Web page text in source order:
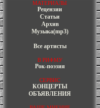
МАТЕРИАЛЫ
Рецензии
Статьи
Архив
Музыка(mp3)
Все артисты
В РИФМУ
Рок-поэзия
СЕРВИС
КОНЦЕРТЫ
ОБЪЯВЛЕНИЯ